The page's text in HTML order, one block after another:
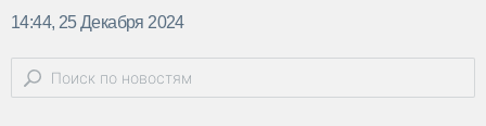
14:44, 25 Декабря 2024